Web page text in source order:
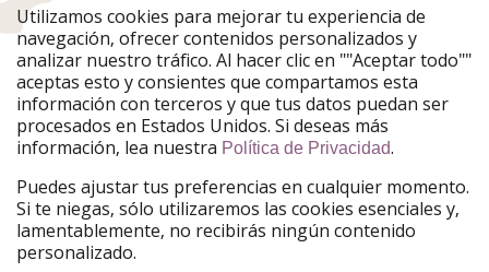
PiratinViaggio
HolidayPirates
VakantiePiraten
WakacyjniPiraci
VoyagesPirates
Ferienpiraten
Urlaubspiraten
Urlaubspiraten
TravelPirates
Nuestro grupo
HolidayPirates Group
Conócenos mejor
Sobre ViajerosPiratas
Información legal
Utilizamos cookies para mejorar tu experiencia de
navegación, ofrecer contenidos personalizados y
analizar nuestro tráfico. Al hacer clic en ""Aceptar todo""
aceptas esto y consientes que compartamos esta
información con terceros y que tus datos puedan ser
procesados en Estados Unidos. Si deseas más
información, lea nuestra Política de Privacidad.
Puedes ajustar tus preferencias en cualquier momento.
Si te niegas, sólo utilizaremos las cookies esenciales y,
lamentablemente, no recibirás ningún contenido
personalizado.